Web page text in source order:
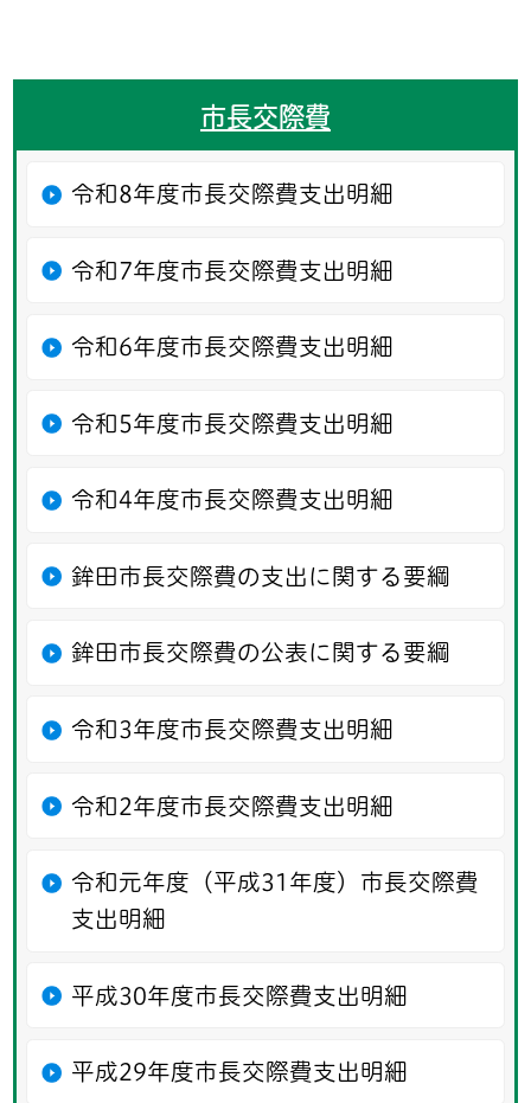
市長交際費
令和8年度市長交際費支出明細
令和7年度市長交際費支出明細
令和6年度市長交際費支出明細
令和5年度市長交際費支出明細
令和4年度市長交際費支出明細
鉾田市長交際費の支出に関する要綱
鉾田市長交際費の公表に関する要綱
令和3年度市長交際費支出明細
令和2年度市長交際費支出明細
令和元年度（平成31年度）市長交際費
支出明細
平成30年度市長交際費支出明細
平成29年度市長交際費支出明細